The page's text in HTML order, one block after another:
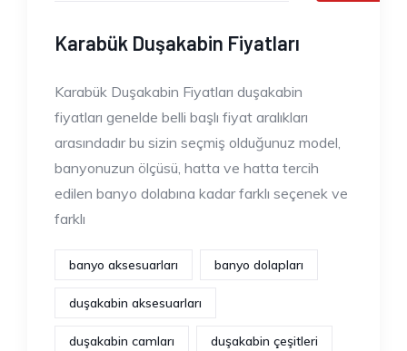
Karabük Duşakabin Fiyatları
Karabük Duşakabin Fiyatları duşakabin
fiyatları genelde belli başlı fiyat aralıkları
arasındadır bu sizin seçmiş olduğunuz model,
banyonuzun ölçüsü, hatta ve hatta tercih
edilen banyo dolabına kadar farklı seçenek ve
farklı
banyo aksesuarları banyo dolapları
duşakabin aksesuarları
duşakabin camları duşakabin çeşitleri